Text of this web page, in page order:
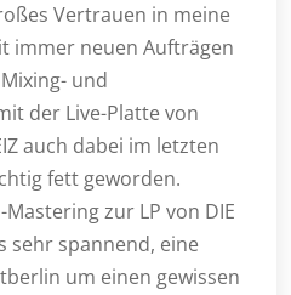
Vertrauen in meine
immer neuen Aufträgen
und
der Live-Platte von
auch dabei im letzten
fett geworden.
zur LP von DIE
sehr spannend, eine
um einen gewissen